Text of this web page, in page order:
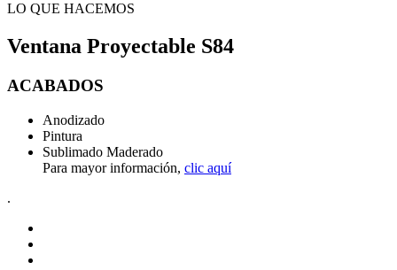
LO QUE HACEMOS
Ventana Proyectable S84
ACABADOS
Anodizado
Pintura
Sublimado Maderado
Para mayor información, clic aquí
.